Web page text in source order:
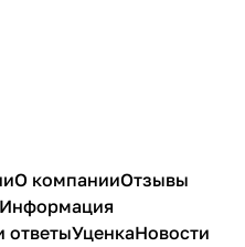
О компанииОтзывы
Информация
ответыУценкаНовости